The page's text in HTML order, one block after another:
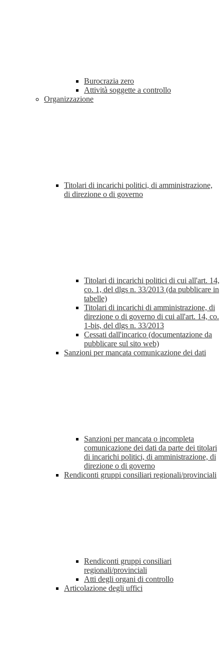
Burocrazia zero
Attività soggette a controllo
Organizzazione
Titolari di incarichi politici, di amministrazione,
di direzione o di governo
Titolari di incarichi politici di cui all'art. 14,
co. 1, del dlgs n. 33/2013 (da pubblicare in
tabelle)
Titolari di incarichi di amministrazione, di
direzione o di governo di cui all'art. 14, co.
1-bis, del dlgs n. 33/2013
Cessati dall'incarico (documentazione da
pubblicare sul sito web)
Sanzioni per mancata comunicazione dei dati
Sanzioni per mancata o incompleta
comunicazione dei dati da parte dei titolari
di incarichi politici, di amministrazione, di
direzione o di governo
Rendiconti gruppi consiliari regionali/provinciali
Rendiconti gruppi consiliari
regionali/provinciali
Atti degli organi di controllo
Articolazione degli uffici